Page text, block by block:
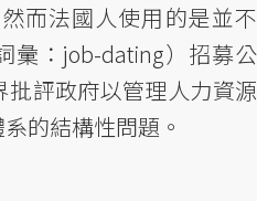
而法國人使用的是並不
彙：job-dating）招募公
評政府以管理人力資源
的結構性問題。